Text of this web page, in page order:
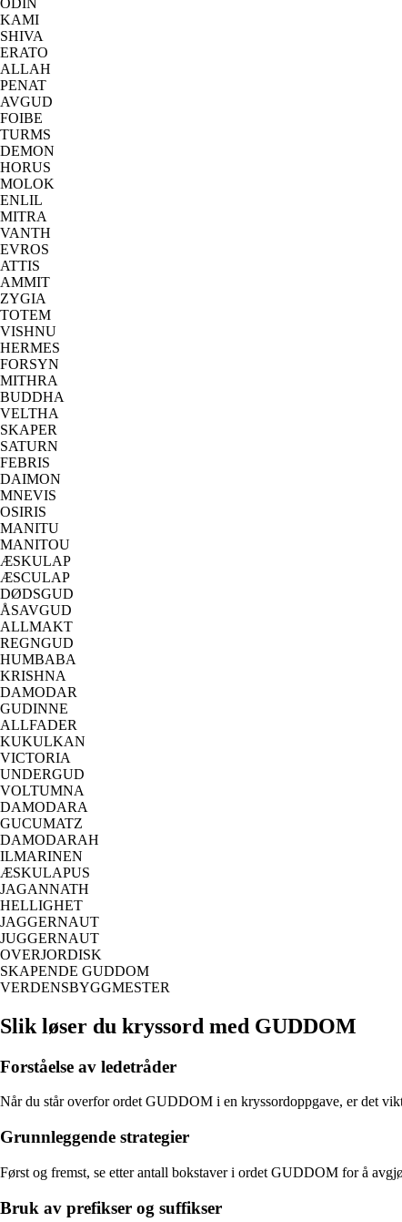
KAMI
SHIVA
ERATO
ALLAH
PENAT
AVGUD
FOIBE
TURMS
DEMON
HORUS
MOLOK
ENLIL
MITRA
VANTH
EVROS
ATTIS
AMMIT
ZYGIA
TOTEM
VISHNU
HERMES
FORSYN
MITHRA
BUDDHA
VELTHA
SKAPER
SATURN
FEBRIS
DAIMON
MNEVIS
OSIRIS
MANITU
MANITOU
ÆSKULAP
ÆSCULAP
DØDSGUD
ÅSAVGUD
ALLMAKT
REGNGUD
HUMBABA
KRISHNA
DAMODAR
GUDINNE
ALLFADER
KUKULKAN
VICTORIA
UNDERGUD
VOLTUMNA
DAMODARA
GUCUMATZ
DAMODARAH
ILMARINEN
ÆSKULAPUS
JAGANNATH
HELLIGHET
JAGGERNAUT
JUGGERNAUT
OVERJORDISK
SKAPENDE GUDDOM
VERDENSBYGGMESTER
Slik løser du kryssord med GUDDOM
Forståelse av ledetråder
Når du står overfor ordet GUDDOM i en kryssordoppgave, er det
Grunnleggende strategier
Først og fremst, se etter antall bokstaver i ordet GUDDOM for å
Bruk av prefikser og suffikser